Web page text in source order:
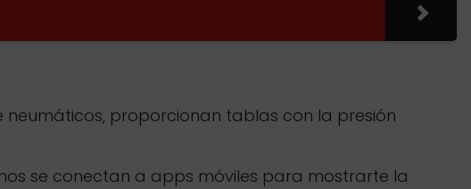
proporcionan tablas con la presión
se conectan a apps móviles para mostrarte la